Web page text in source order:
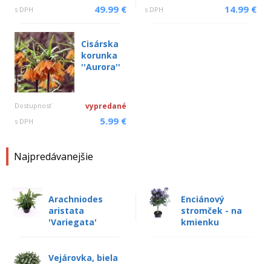
s DPH 49.99 € s DPH 14.99 €
Cisárska
korunka
''Aurora''
Dostupnosť vypredané
s DPH 5.99 €
Najpredávanejšie
Arachniodes
aristata
'Variegata'
Enciánový
stromček - na
kmienku
Vejárovka, biela